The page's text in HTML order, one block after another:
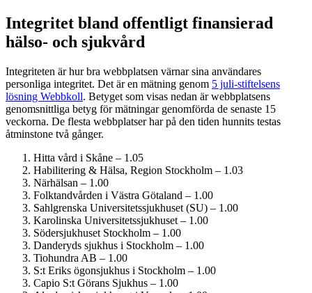
Integritet bland offentligt finansierad
hälso- och sjukvård
Integriteten är hur bra webbplatsen värnar sina användares
personliga integritet. Det är en mätning genom 5 juli-stiftelsens
lösning Webbkoll. Betyget som visas nedan är webbplatsens
genomsnittliga betyg för mätningar genomförda de senaste 15
veckorna. De flesta webbplatser har på den tiden hunnits testas
åtminstone två gånger.
Hitta vård i Skåne – 1.05
Habilitering & Hälsa, Region Stockholm – 1.03
Närhälsan – 1.00
Folktandvården i Västra Götaland – 1.00
Sahlgrenska Universitets­sjukhuset (SU) – 1.00
Karolinska Universitets­sjukhuset – 1.00
Söder­sjukhuset Stockholm – 1.00
Danderyds sjukhus i Stockholm – 1.00
Tiohundra AB – 1.00
S:t Eriks ögonsjukhus i Stockholm – 1.00
Capio S:t Görans Sjukhus – 1.00